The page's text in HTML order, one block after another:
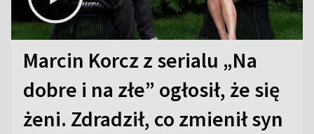
Marcin Korcz z serialu „Na
dobre i na złe” ogłosił, że się
żeni. Zdradził, co zmienił syn